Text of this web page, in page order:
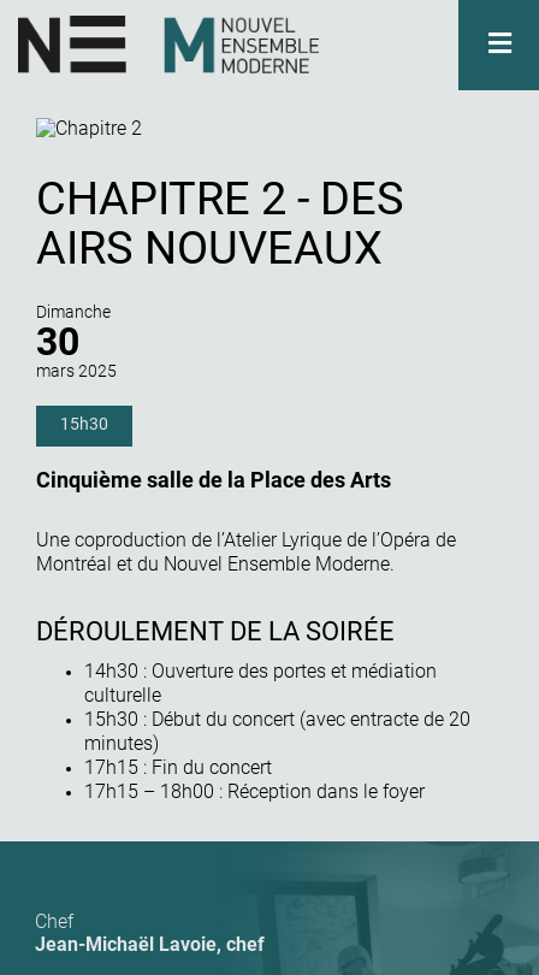
contenu
CHAPITRE 2 - DES
AIRS NOUVEAUX
Dimanche
30
mars 2025
15h30
Cinquième salle de la Place des Arts
Une coproduction de l’Atelier Lyrique de l’Opéra de
Montréal et du Nouvel Ensemble Moderne.
DÉROULEMENT DE LA SOIRÉE
14h30 : Ouverture des portes et médiation
culturelle
15h30 : Début du concert (avec entracte de 20
minutes)
17h15 : Fin du concert
17h15 – 18h00 : Réception dans le foyer
Chef
Jean-Michaël Lavoie, chef